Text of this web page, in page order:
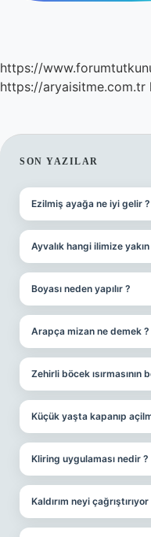
https://
https://aryaisitme.com.tr
SIDEBAR
SON YAZILAR
Ezilmiş ayağa ne iyi gelir ?
Ayvalık hangi ilimize yakın
Boyası neden yapılır ?
Arapça mizan ne demek ?
Zehirli böcek
Küçük yaşta kapanıp
Kliring uygulaması nedir ?
Kaldırım neyi çağrıştırıyor